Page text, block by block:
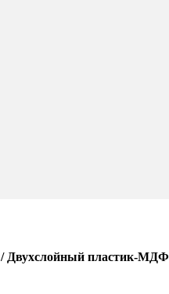
/ Двухслойный пластик-МДФ